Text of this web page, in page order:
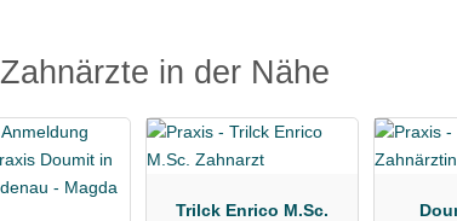
Zahnärzte in der Nähe
Trilck Enrico M.Sc.